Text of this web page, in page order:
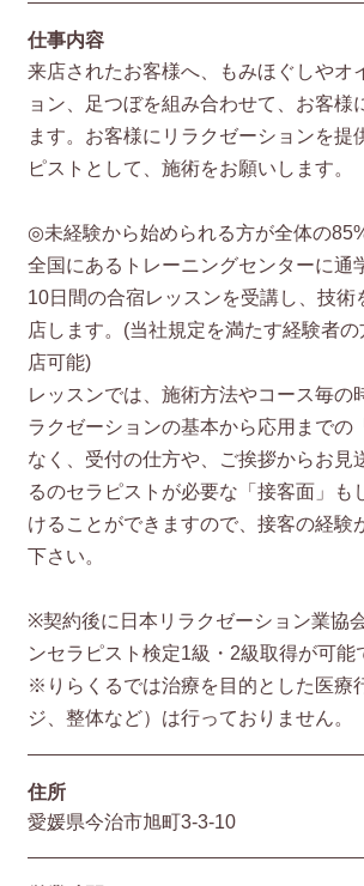
仕事内容
来店されたお客様へ、もみほぐしやオ
ョン、足つぼを組み合わせて、お客様
ます。お客様にリラクゼーションを提
ピストとして、施術をお願いします。
◎未経験から始められる方が全体の
全国にあるトレーニングセンターに通
10日間の合宿レッスンを受講し、技術
店します。(当社規定を満たす経験者の
店可能)
レッスンでは、施術方法やコース毎の
ラクゼーションの基本から応用までの
なく、受付の仕方や、ご挨拶からお見
るのセラピストが必要な「接客面」も
けることができますので、接客の経験
下さい。
※契約後に日本リラクゼーション業協
ンセラピスト検定1級・2級取得が可能
※りらくるでは治療を目的とした医療
ジ、整体など）は行っておりません。
住所
愛媛県今治市旭町3-3-10